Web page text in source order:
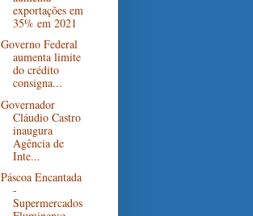
exportações em
35% em 2021
Governo Federal
aumenta limite
do crédito
consigna...
Governador
Cláudio Castro
inaugura
Agência de
Inte...
Páscoa Encantada
-
Supermercados